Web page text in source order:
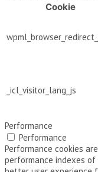
Cookie
_icl_visitor_lang_js
Performance
Performance
Performance cookies
performance indexes